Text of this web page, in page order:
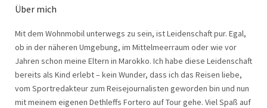
Über mich
Mit dem Wohnmobil unterwegs zu sein, ist Leidenschaft pur. Egal,
ob in der näheren Umgebung, im Mittelmeerraum oder wie vor
Jahren schon meine Eltern in Marokko. Ich habe diese Leidenschaft
bereits als Kind erlebt – kein Wunder, dass ich das Reisen liebe,
vom Sportredakteur zum Reisejournalisten geworden bin und nun
mit meinem eigenen Dethleffs Fortero auf Tour gehe. Viel Spaß auf